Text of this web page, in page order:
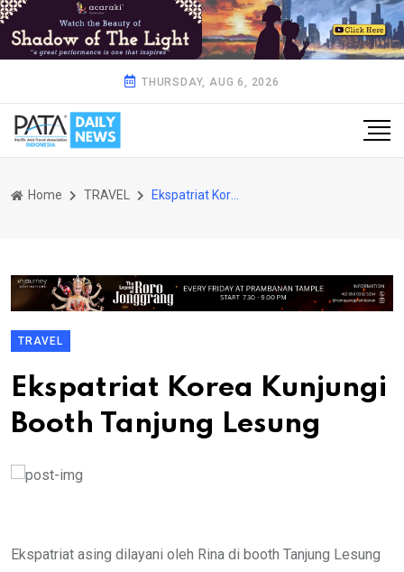
THURSDAY, AUG 6, 2026
Home TRAVEL Ekspatriat Korea Kunjungi Booth Tanjung Lesung
TRAVEL
Ekspatriat Korea Kunjungi
Booth Tanjung Lesung
Ekspatriat asing dilayani oleh Rina di booth Tanjung Lesung